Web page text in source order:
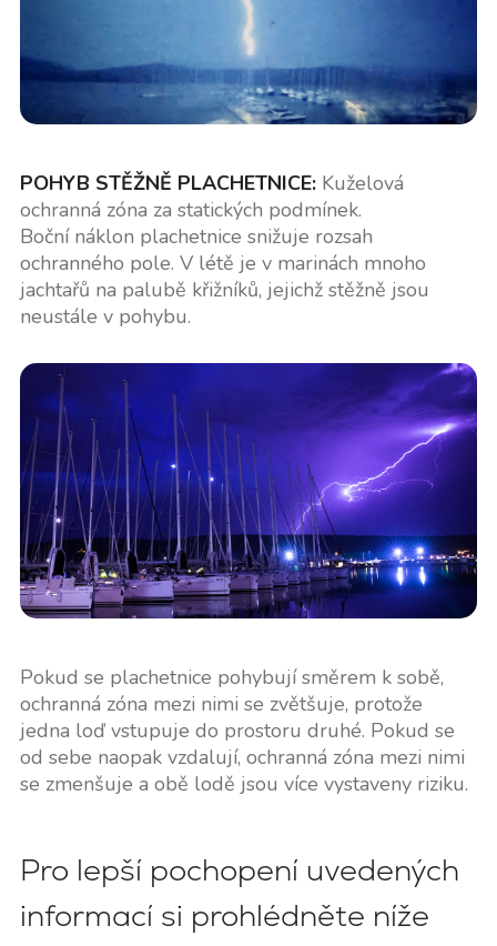
POHYB STĚŽNĚ PLACHETNICE: Kuželová
ochranná zóna za statických podmínek.
Boční náklon plachetnice snižuje rozsah
ochranného pole. V létě je v marinách mnoho
jachtařů na palubě křižníků, jejichž stěžně jsou
neustále v pohybu.
Pokud se plachetnice pohybují směrem k sobě,
ochranná zóna mezi nimi se zvětšuje, protože
jedna loď vstupuje do prostoru druhé. Pokud se
od sebe naopak vzdalují, ochranná zóna mezi nimi
se zmenšuje a obě lodě jsou více vystaveny riziku.
Pro lepší pochopení uvedených
informací si prohlédněte níže